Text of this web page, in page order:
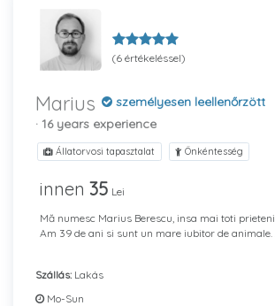
(6 értékeléssel)
Marius
személyesen leellenőrzött
· 16 years experience
Állatorvosi tapasztalat Önkéntesség
innen 35 Lei
Mă numesc Marius Berescu, insa mai toti
Am 39 de ani si sunt un mare iubitor de animale.
Szállás: Lakás
Mo-Sun